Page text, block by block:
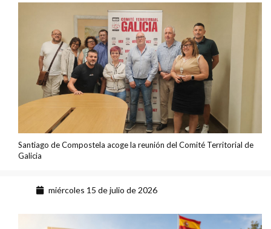
Santiago de Compostela acoge la reunión del Comité Territorial de
Galicia
miércoles 15 de julio de 2026